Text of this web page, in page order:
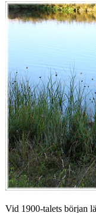
Vid 1900-talets början